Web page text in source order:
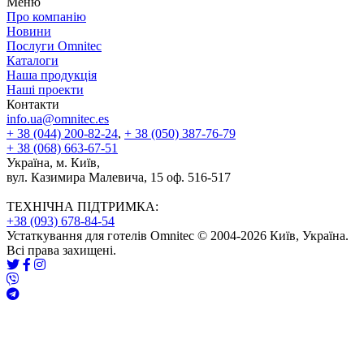
Про компанію
Новини
Послуги Omnitec
Каталоги
Наша продукція
Наші проекти
Контакти
info.ua@omnitec.es
+ 38 (044) 200-82-24, + 38 (050) 387-76-79
+ 38 (068) 663-67-51
Україна, м. Київ,
вул. Казимира Малевича, 15 оф. 516-517
ТЕХНІЧНА ПІДТРИМКА:
+38 (093) 678-84-54
Устаткування для готелів Omnitec © 2004-2026 Київ, Україна.
Всі права захищені.